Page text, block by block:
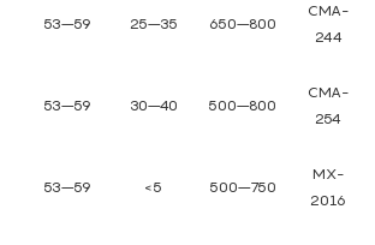
53–59 25–35 650–800
CMA-
244
53–59 30–40 500–800
CMA-
254
53–59 <5 500–750
MX-
2016